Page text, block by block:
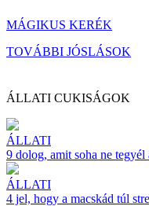
MÁGIKUS KERÉK
TOVÁBBI JÓSLÁSOK
ÁLLATI CUKISÁGOK
ÁLLATI
9 dolog, amit soha ne tegyél
ÁLLATI
4 jel, hogy a macskád túl